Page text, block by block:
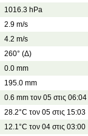
1016.3 hPa
2.9 m/s
4.2 m/s
260° (Δ)
0.0 mm
195.0 mm
0.6 mm τον 05 στις 06:04
28.2°C τον 05 στις 15:03
12.1°C τον 04 στις 03:00